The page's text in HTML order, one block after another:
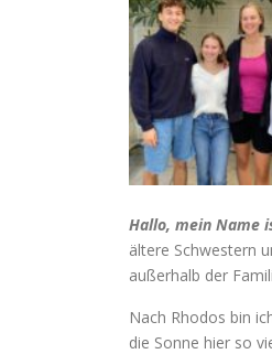
Hallo, mein Name
ältere Schwestern
außerhalb der
Nach Rhodos bin
die Sonne hier so